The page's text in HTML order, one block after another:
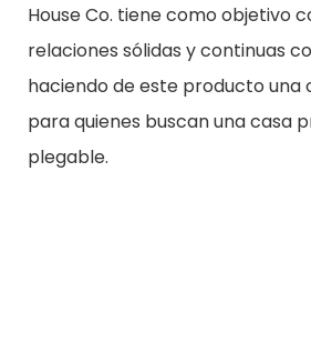
House Co. tiene como objetivo
relaciones sólidas y continuas
haciendo de este producto una
para quienes buscan una casa
plegable.